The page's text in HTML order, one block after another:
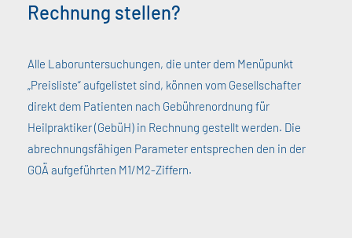
Rechnung stellen?
Alle Laboruntersuchungen, die unter dem Menüpunkt
„Preisliste“ aufgelistet sind, können vom Gesellschafter
direkt dem Patienten nach Gebührenordnung für
Heilpraktiker (GebüH) in Rechnung gestellt werden. Die
abrechnungsfähigen Parameter entsprechen den in der
GOÄ aufgeführten M1/M2-Ziffern.